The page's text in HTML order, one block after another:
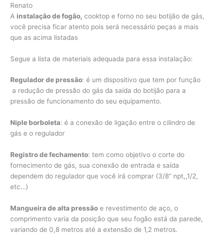
Renato
A instalaçãodefogão, cooktop e forno no seu botijão de gás,
você precisa ficar atento pois será necessário peças a mais
que as acima listadas
Segue a lista de materiais adequada para essa instalação:
Regulador de pressão: é um dispositivo que tem por função
a redução de pressão do gás da saída do botijão para a
pressão de funcionamento do seu equipamento.
Niple borboleta: é a conexão de ligação entre o cilindro de
gás e o regulador
Registro de fechamento: tem como objetivo o corte do
fornecimento de gás, sua conexão de entrada e saída
dependem do regulador que você irá comprar (3/8” npt,,1/2,
etc…)
Mangueira de alta pressão e revestimento de aço, o
comprimento varia da posição que seu fogão está da parede,
variando de 0,8 metros até a extensão de 1,2 metros.